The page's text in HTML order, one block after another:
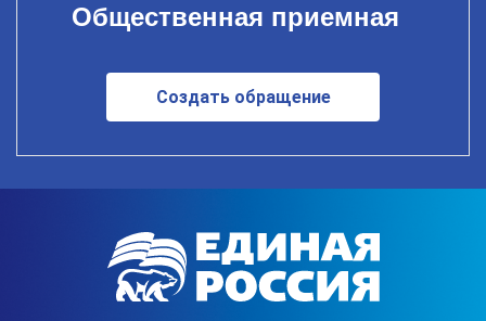
Общественная приемная
Создать обращение